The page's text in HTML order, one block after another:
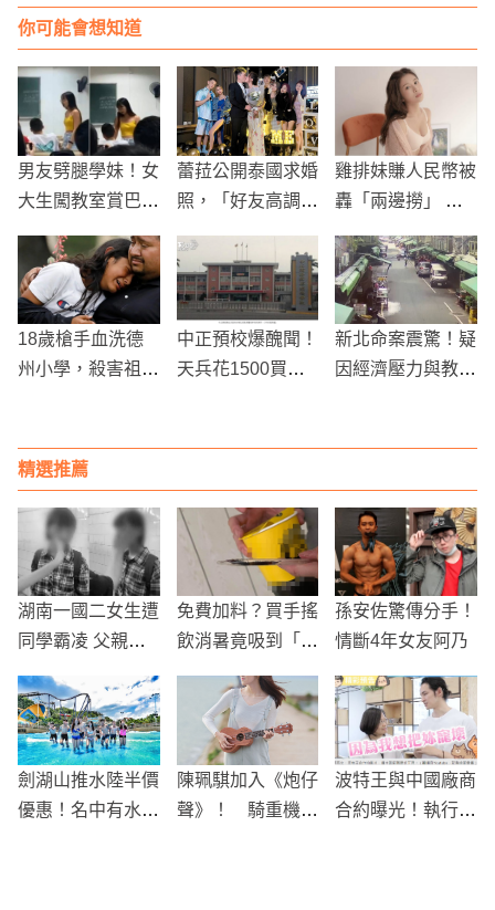
你可能會想知道
男友劈腿學妹！女
大生闖教室賞巴掌
人你最差勁
蕾菈公開泰國求婚
照，「好友高調搶
評，怒嗆：主角都
不在意了！
雞排妹賺人民幣被
轟「兩邊撈」 悲
18歲槍手血洗德
州小學，殺害祖母
中正預校爆醜聞！
天兵花1500買榮
新北命案震驚！疑
因經濟壓力與教養
精選推薦
湖南一國二女生遭
同學霸凌 父親氣
免費加料？買手搖
飲消暑竟吸到「蜈
喊：阿娘喂！
孫安佐驚傳分手！
情斷4年女友阿乃
劍湖山推水陸半價
優惠！名中有水享
陳珮騏加入《炮仔
聲》！ 騎重機出
波特王與中國廠商
合約曝光！執行長